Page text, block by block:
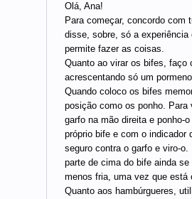
Olá, Ana!
Para começar, concordo com
disse, sobre, só a experiência
permite fazer as coisas.
Quanto ao virar os bifes, faço
acrescentando só um
Quando coloco os bifes
posição como os ponho.
garfo na mão direita e ponho-
próprio bife e com o indicador
seguro contra o garfo e viro-
parte de cima do bife ainda
menos fria, uma vez que está
Quanto aos hambúrgueres,